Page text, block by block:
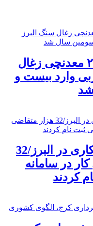
کشته شدن ۲۰ معدنچی زغال
وارد بیست و
کاهش نرخ بیکاری در البرز/32
در سامانه
کردند